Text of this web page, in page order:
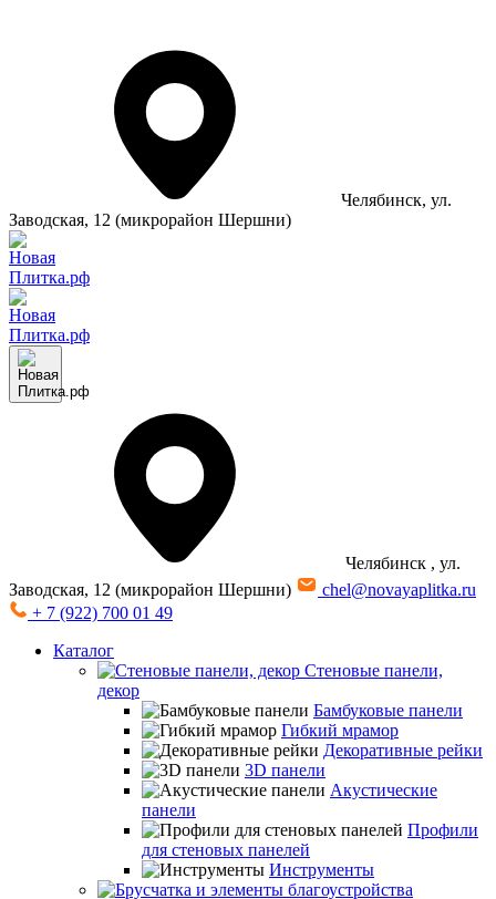
Челябинск, ул.
Заводская, 12 (микрорайон Шершни)
Челябинск , ул.
Заводская, 12 (микрорайон Шершни)
chel@novayaplitka.ru
+ 7 (922) 700 01 49
Каталог
Стеновые панели,
декор
Бамбуковые панели
Гибкий мрамор
Декоративные рейки
3D панели
Акустические
панели
Профили
для стеновых панелей
Инструменты